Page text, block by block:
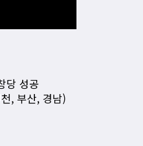
당 성공
, 부산, 경남)